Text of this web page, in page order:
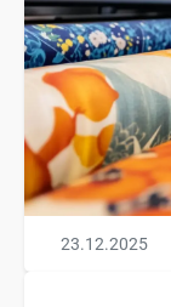
23.12.2025